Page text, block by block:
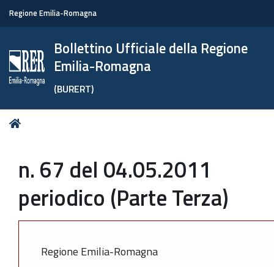
Regione Emilia-Romagna
Bollettino Ufficiale della Regione
Emilia-Romagna
(BURERT)
Tu
n. 67 del 04.05.2011
periodico (Parte Terza)
Regione Emilia-Romagna